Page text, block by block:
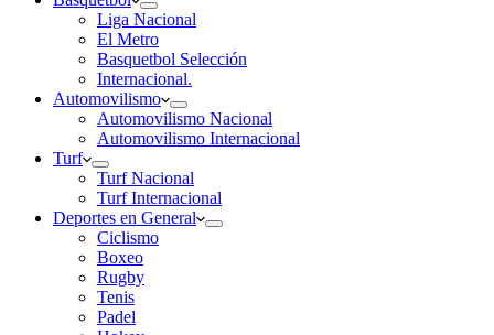
Liga Nacional
El Metro
Basquetbol Selección
Internacional.
Automovilismo
Automovilismo Nacional
Automovilismo Internacional
Turf
Turf Nacional
Turf Internacional
Deportes en General
Ciclismo
Boxeo
Rugby
Tenis
Padel